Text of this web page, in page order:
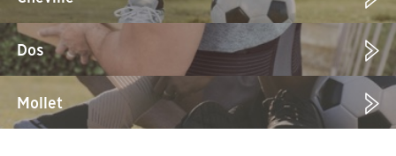
Dos
Mollet